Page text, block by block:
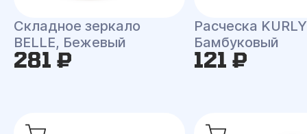
Складное зеркало
BELLE, Бежевый
281 ₽
Расческа
Бамбуковый
121 ₽